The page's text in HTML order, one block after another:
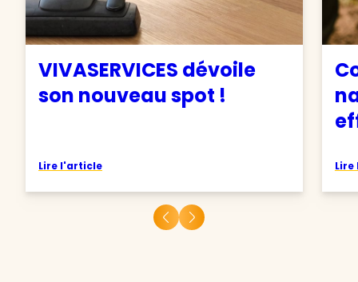
VIVASERVICES dévoile
son nouveau spot !
Lire l'article